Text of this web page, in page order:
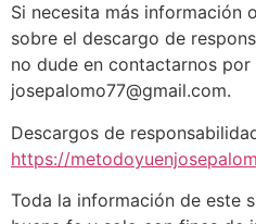
Si necesita más información
sobre el descargo de
no dude en contactarnos
josepalomo77@gmail.com.
Descargos de
https://
Toda la información de este